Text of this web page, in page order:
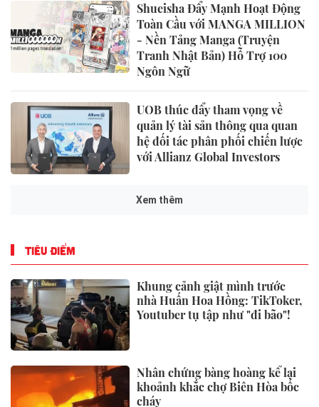
Shueisha Đẩy Mạnh Hoạt Động
Toàn Cầu với MANGA MILLION
- Nền Tảng Manga (Truyện
Tranh Nhật Bản) Hỗ Trợ 100
Ngôn Ngữ
UOB thúc đẩy tham vọng về
quản lý tài sản thông qua quan
hệ đối tác phân phối chiến lược
với Allianz Global Investors
Xem thêm
TIÊU ĐIỂM
Khung cảnh giật mình trước
nhà Huấn Hoa Hồng: TikToker,
Youtuber tụ tập như "đi bão"!
Nhân chứng bàng hoàng kể lại
khoảnh khắc chợ Biên Hòa bốc
cháy